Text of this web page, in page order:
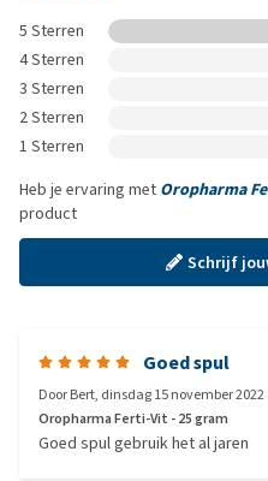
5 Sterren
4 Sterren
3 Sterren
2 Sterren
1 Sterren
Heb je ervaring met Oropharma
product
Schrijf
Goed spul
DoorBert, dinsdag 15 november 2022
Oropharma Ferti-Vit - 25 gram
Goed spul gebruik het al jaren